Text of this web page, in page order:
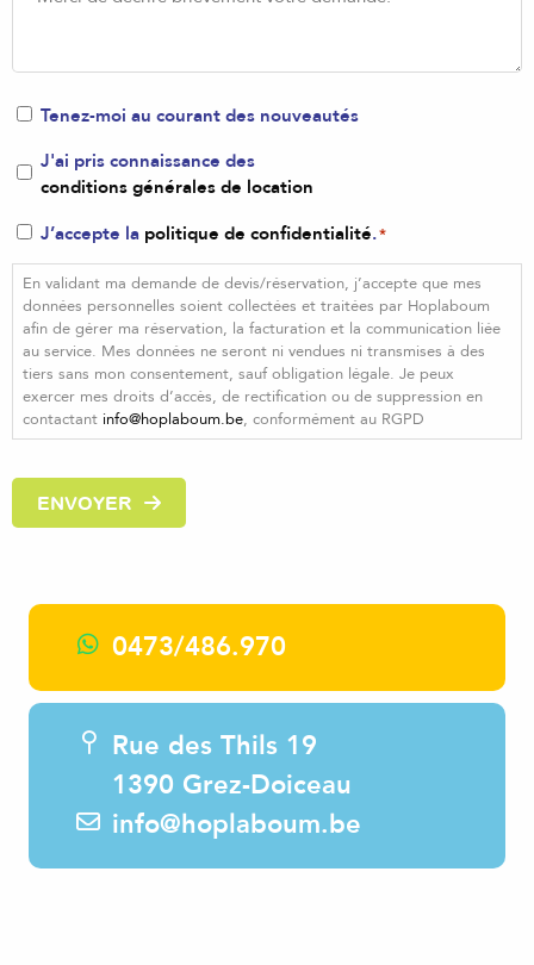
Newsletter
Tenez-moi au courant des nouveautés
Conditions
générales
de
location
J'ai pris connaissance des
conditions générales de location
RGPD
*
J’accepte la politique de confidentialité.*
En validant ma demande de devis/réservation, j’accepte que mes
données personnelles soient collectées et traitées par Hoplaboum
afin de gérer ma réservation, la facturation et la communication liée
au service. Mes données ne seront ni vendues ni transmises à des
tiers sans mon consentement, sauf obligation légale. Je peux
exercer mes droits d’accès, de rectification ou de suppression en
contactant info@hoplaboum.be, conformément au RGPD
ENVOYER
0473/486.970
Rue des Thils 19
1390 Grez-Doiceau
info@hoplaboum.be